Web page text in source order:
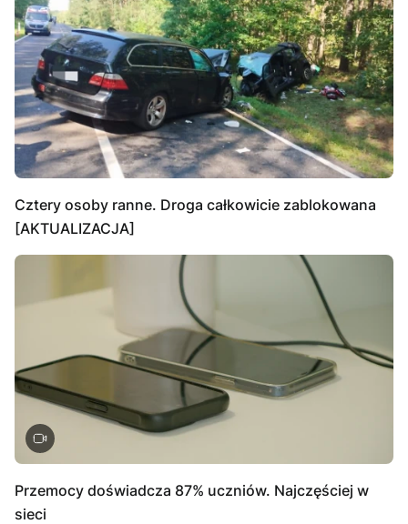
Cztery osoby ranne. Droga całkowicie zablokowana
[AKTUALIZACJA]
Przemocy doświadcza 87% uczniów. Najczęściej w
sieci